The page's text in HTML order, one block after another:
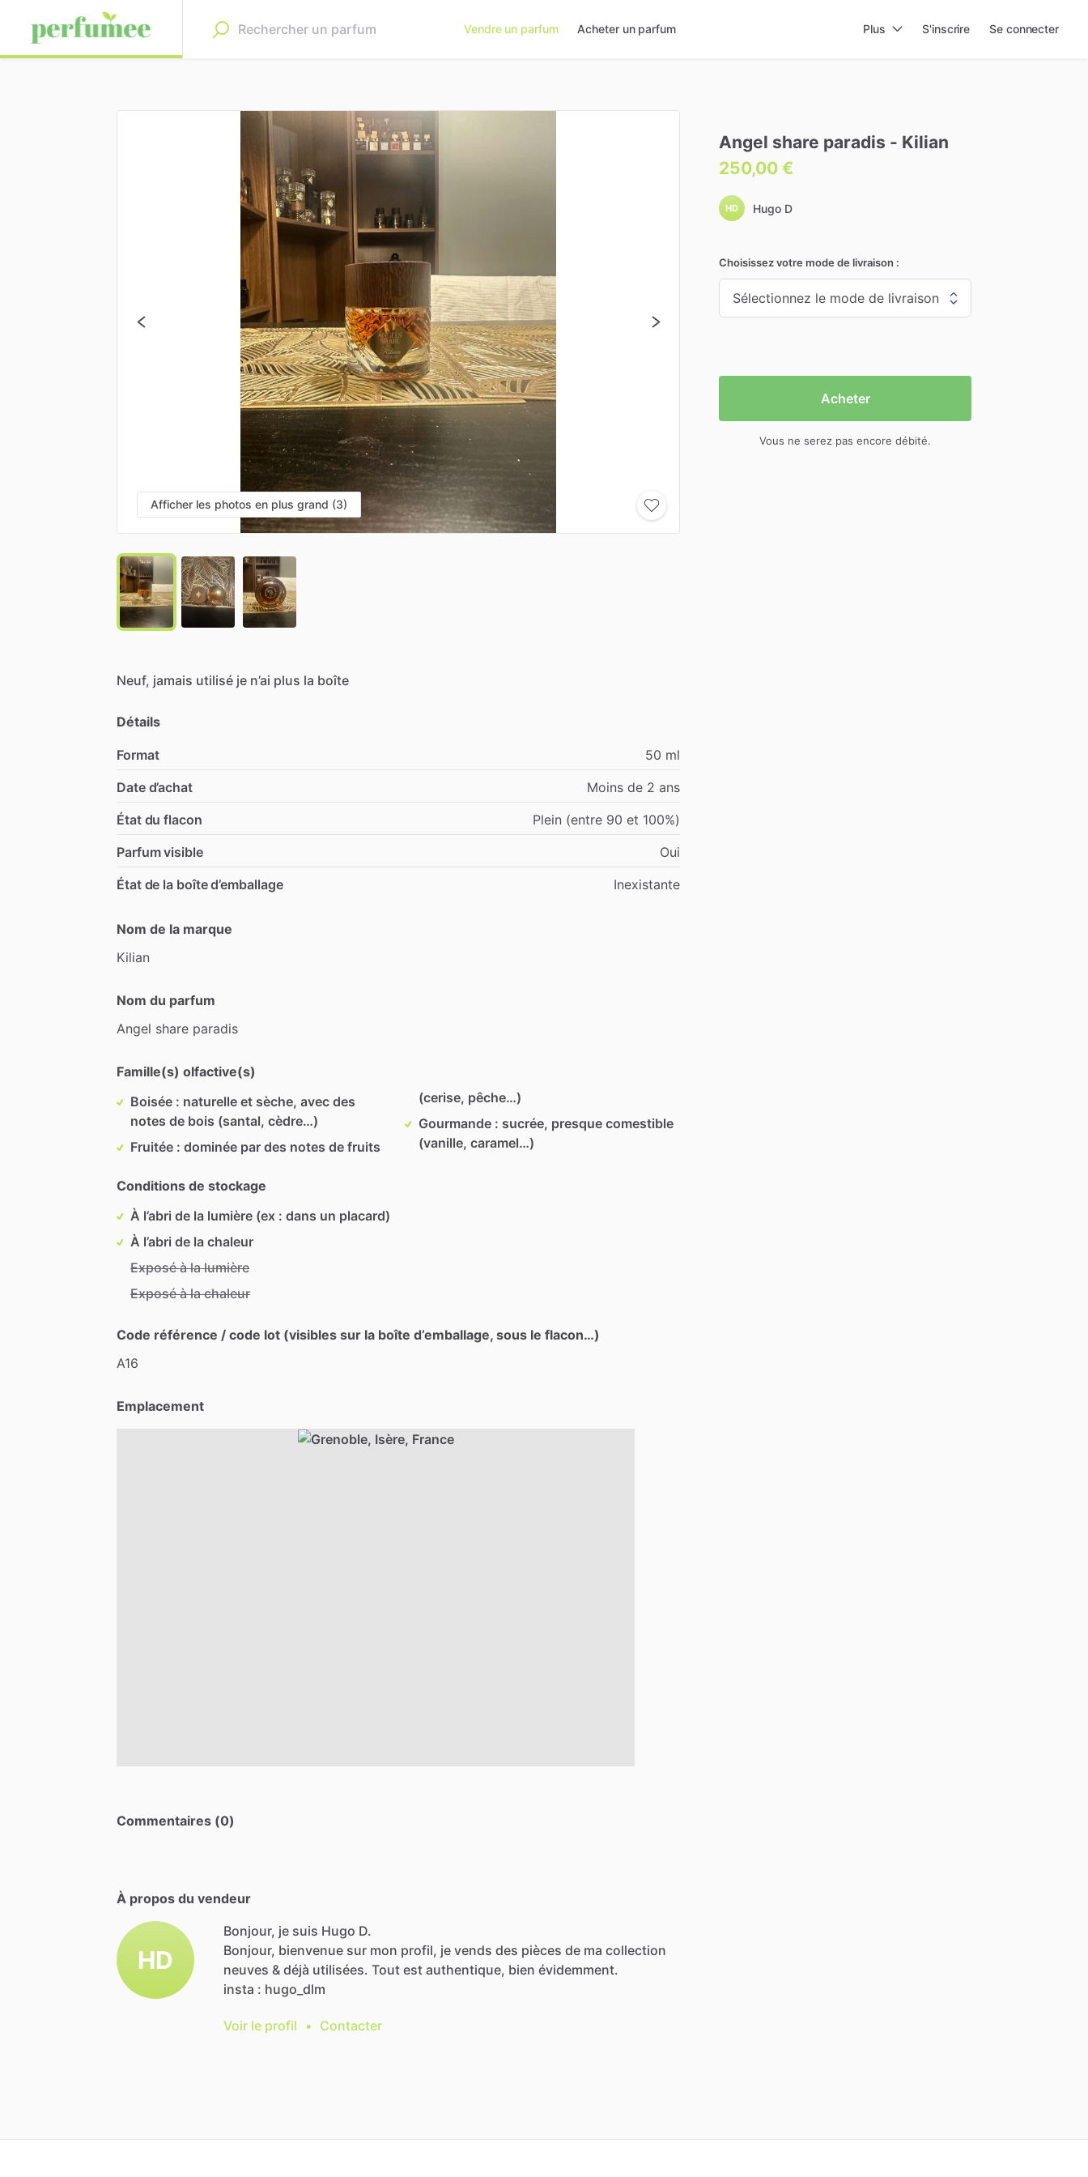
Vendre un parfum Acheter un parfum Plus S'inscrire Se connecter
Afficher les photos en plus grand (3)
Neuf, jamais utilisé je n’ai plus la boîte
Détails
Format
50 ml
Date d’achat
Moins de 2 ans
État du flacon
Plein (entre 90 et 100%)
Parfum visible
Oui
État de la boîte d’emballage
Inexistante
Nom de la marque
Kilian
Nom du parfum
Angel share paradis
Famille(s) olfactive(s)
Boisée : naturelle et sèche, avec des
notes de bois (santal, cèdre…)
Fruitée : dominée par des notes de fruits
(cerise, pêche…)
Gourmande : sucrée, presque comestible
(vanille, caramel…)
Conditions de stockage
À l’abri de la lumière (ex : dans un placard)
À l’abri de la chaleur
Exposé à la lumière
Exposé à la chaleur
Code référence / code lot (visibles sur la boîte d’emballage, sous le flacon…)
A16
Emplacement
Commentaires (0)
À propos du vendeur
HD
Bonjour, je suis Hugo D.
Bonjour, bienvenue sur mon profil, je vends des pièces de ma collection
neuves & déjà utilisées. Tout est authentique, bien évidemment.
insta : hugo_dlm
Voir le profil • Contacter
Angel share paradis - Kilian
250,00 €
HD Hugo D
Choisissez votre mode de livraison :
Acheter
Vous ne serez pas encore débité.